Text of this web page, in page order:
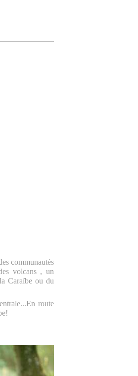
communautés
volcans , un
Caraïbe ou du
route